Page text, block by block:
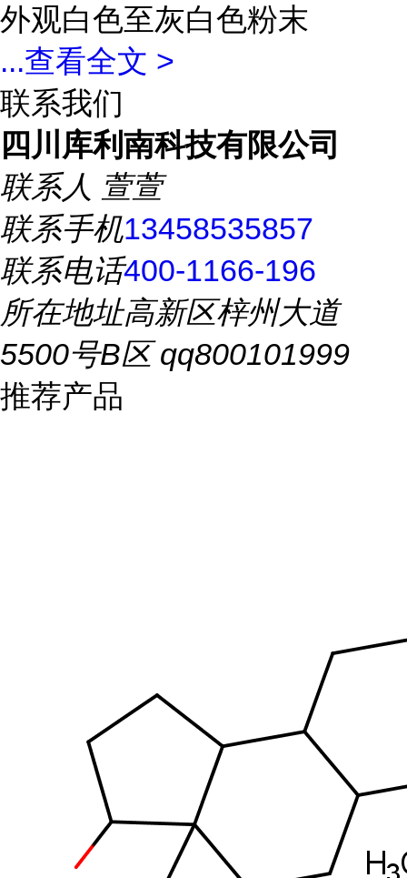
外观白色至灰白色粉末
...查看全文 >
联系我们
四川库利南科技有限公司
联系人 萱萱
联系手机13458535857
联系电话400-1166-196
所在地址高新区梓州大道
5500号B区 qq800101999
推荐产品